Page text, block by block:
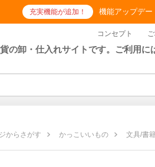
充実機能が追加！ 機能アップデー
コンセプト
の卸・仕入れサイトです。ご利用に
からさがす かっこいいもの 文具/書籍